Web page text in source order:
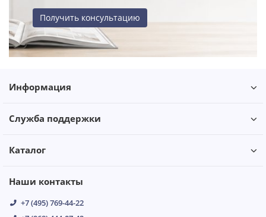
Получить консультацию
Информация
Служба поддержки
Каталог
Наши контакты
+7 (495) 769-44-22